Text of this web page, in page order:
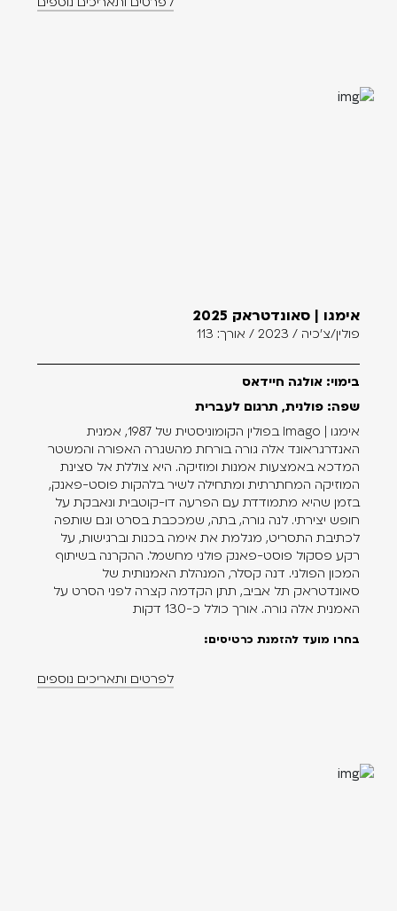
אימגו | סאונדטראק 2025
פולין/צ'כיה / 2023 / אורך: 113
בימוי: אולגה חיידאס
שפה: פולנית, תרגום לעברית
אימגו | Imago בפולין הקומוניסטית של 1987, אמנית
האנדרגראונד אלה גורה בורחת מהשגרה האפורה והמשטר
המדכא באמצעות אמנות ומוזיקה. היא צוללת אל סצינת
המוזיקה המחתרתית ומתחילה לשיר בלהקות פוסט-פאנק,
בזמן שהיא מתמודדת עם הפרעה דו-קוטבית ונאבקת על
חופש יצירתי. לנה גורה, בתה, שמככבת בסרט וגם שותפה
לכתיבת התסריט, מגלמת את אימה בכנות וברגישות, על
רקע פסקול פוסט-פאנק פולני מחשמל. ההקרנה בשיתוף
המכון הפולני. דנה קסלר, המנהלת האמנותית של
סאונדטראק תל אביב, תתן הקדמה קצרה לפני הסרט על
האמנית אלה גורה. אורך כולל כ-130 דקות
בחרו מועד להזמנת כרטיסים:
לפרטים ותאריכים נוספים